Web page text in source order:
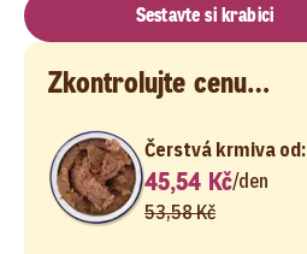
Sestavte si krabici
Zkontrolujte cenu…
Čerstvá krmiva od:
45,54 Kč/den
53,58 Kč